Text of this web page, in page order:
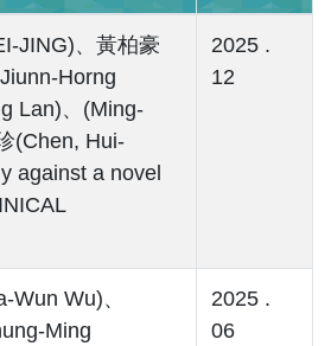
JING)、黃柏豪
Horng
Lan)、(Ming-
(Chen, Hui-
against a novel
2025 .
12
Wu)、
Ming
2025 .
06